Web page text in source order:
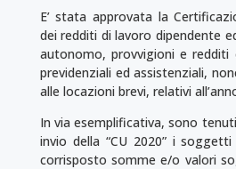
E’ stata approvata la
dei redditi di lavoro dipendente
autonomo, provvigioni e redditi
previdenziali ed assistenziali,
alle locazioni brevi, relativi
In via esemplificativa, sono
invio della “CU 2020” i
corrisposto somme e/o valori